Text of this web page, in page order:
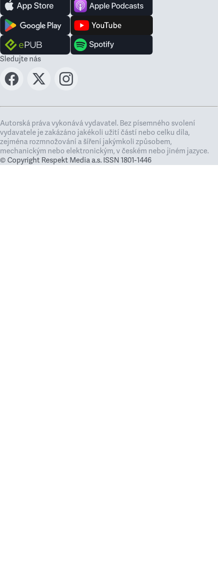
Sledujte nás
Autorská práva vykonává vydavatel. Bez písemného svolení
vydavatele je zakázáno jakékoli užití částí nebo celku díla,
zejména rozmnožování a šíření jakýmkoli způsobem,
mechanickým nebo elektronickým, v českém nebo jiném jazyce.
© Copyright Respekt Media a.s. ISSN 1801-1446